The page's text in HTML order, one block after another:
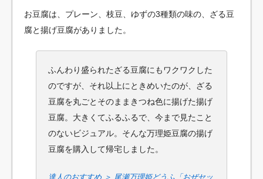
お豆腐は、プレーン、枝豆、ゆずの3種類の味の、ざる豆
腐と揚げ豆腐がありました。
ふんわり盛られたざる豆腐にもワクワクした
のですが、それ以上にときめいたのが、ざる
豆腐を丸ごとそのままきつね色に揚げた揚げ
豆腐。大きくてふるふるで、今まで見たこと
のないビジュアル。そんな万理姫豆腐の揚げ
豆腐を購入して帰宅しました。
達人のおすすめ ＞ 尾瀬万理姫どうふ「おぜセッ